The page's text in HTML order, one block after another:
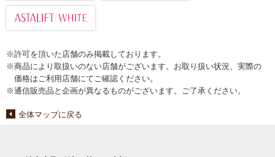
※許可を頂いた店舗のみ掲載しております。
※商品により取扱いのない店舗がございます。お取り扱い状況、実際の
価格はご利用店舗にてご確認ください。
※通信販売品と企画が異なるものがございます。ご了承ください。
全体マップに戻る